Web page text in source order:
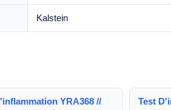
Kalstein
YRA368 //
Test